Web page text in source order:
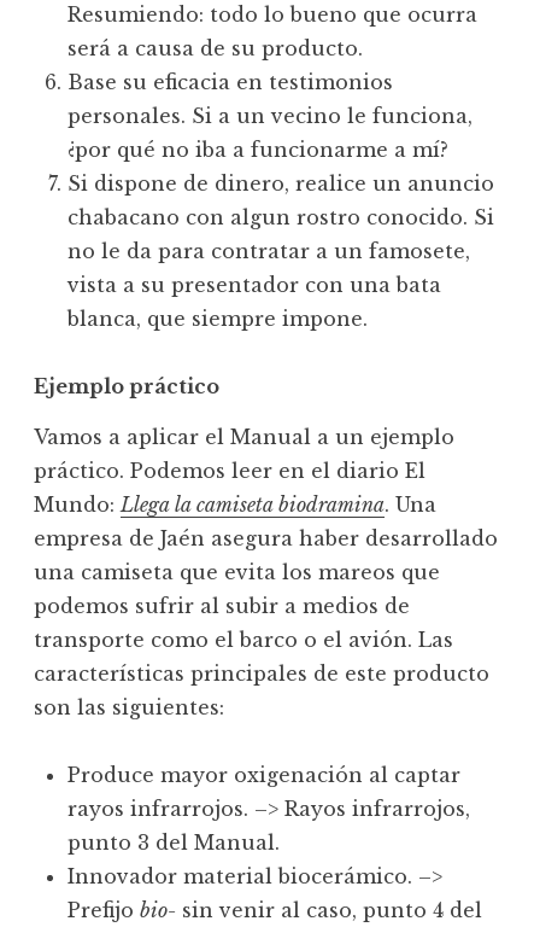
Resumiendo: todo lo bueno que ocurra
será a causa de su producto.
Base su eficacia en testimonios
personales. Si a un vecino le funciona,
¿por qué no iba a funcionarme a mí?
Si dispone de dinero, realice un anuncio
chabacano con algun rostro conocido. Si
no le da para contratar a un famosete,
vista a su presentador con una bata
blanca, que siempre impone.
Ejemplo práctico
Vamos a aplicar el Manual a un ejemplo
práctico. Podemos leer en el diario El
Mundo: Llega la camiseta biodramina. Una
empresa de Jaén asegura haber desarrollado
una camiseta que evita los mareos que
podemos sufrir al subir a medios de
transporte como el barco o el avión. Las
características principales de este producto
son las siguientes:
Produce mayor oxigenación al captar
rayos infrarrojos. –> Rayos infrarrojos,
punto 3 del Manual.
Innovador material biocerámico. –>
Prefijo bio- sin venir al caso, punto 4 del